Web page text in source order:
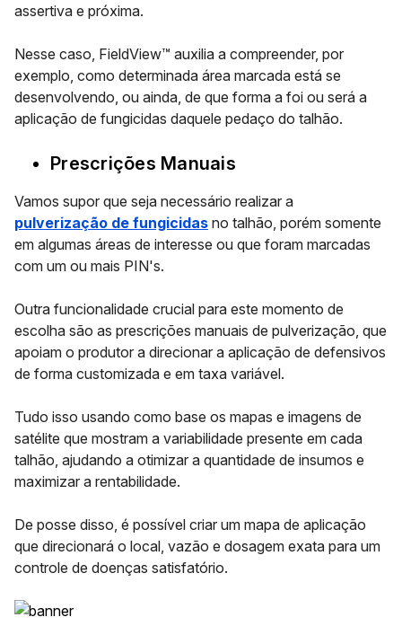
assertiva e próxima.
Nesse caso, FieldView™ auxilia a compreender, por
exemplo, como determinada área marcada está se
desenvolvendo, ou ainda, de que forma a foi ou será a
aplicação de fungicidas daquele pedaço do talhão.
Prescrições Manuais
Vamos supor que seja necessário realizar a
pulverização de fungicidas no talhão, porém somente
em algumas áreas de interesse ou que foram marcadas
com um ou mais PIN's.
Outra funcionalidade crucial para este momento de
escolha são as prescrições manuais de pulverização, que
apoiam o produtor a direcionar a aplicação de defensivos
de forma customizada e em taxa variável.
Tudo isso usando como base os mapas e imagens de
satélite que mostram a variabilidade presente em cada
talhão, ajudando a otimizar a quantidade de insumos e
maximizar a rentabilidade.
De posse disso, é possível criar um mapa de aplicação
que direcionará o local, vazão e dosagem exata para um
controle de doenças satisfatório.